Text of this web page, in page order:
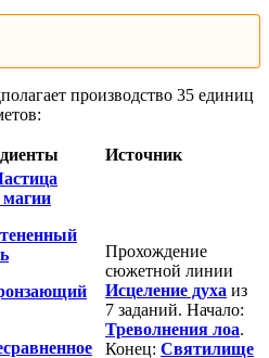
производство 35 единиц
Источник
магии
Прохождение
сюжетной линии
Исцеление духа из
7 заданий. Начало:
Треволнения лоа.
Конец: Святилище